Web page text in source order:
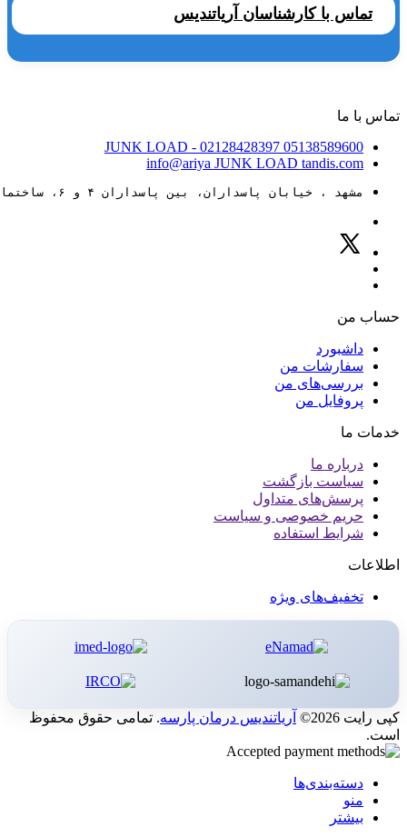
تماس با کارشناسان آریاتندیس
تماس با ما
05138589600
JUNK LOAD - 02128428397
info@ariya JUNK LOAD tandis.com
مشهد ، خیابان پاسداران، بین پاسداران ۴ و ۶، ساختمان ۸۸
حساب من
داشبورد
سفارشات من
بررسی‌های من
پروفایل من
خدمات ما
درباره ما
سیاست بازگشت
پرسش‌های متداول
حریم خصوصی و سیاست
شرایط استفاده
اطلاعات
تخفیف‌های ویژه
کپی رایت 2026© آریاتندیس درمان پارسه. تمامی حقوق محفوظ
است.
دسته‌بندی‌ها
منو
بیشتر